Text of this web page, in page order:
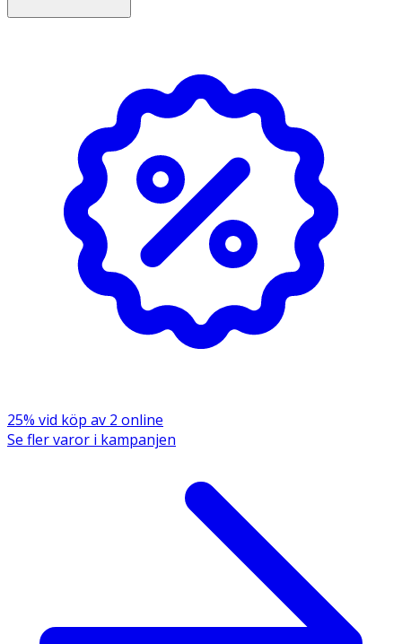
25% vid köp av 2 online
Se fler varor i kampanjen